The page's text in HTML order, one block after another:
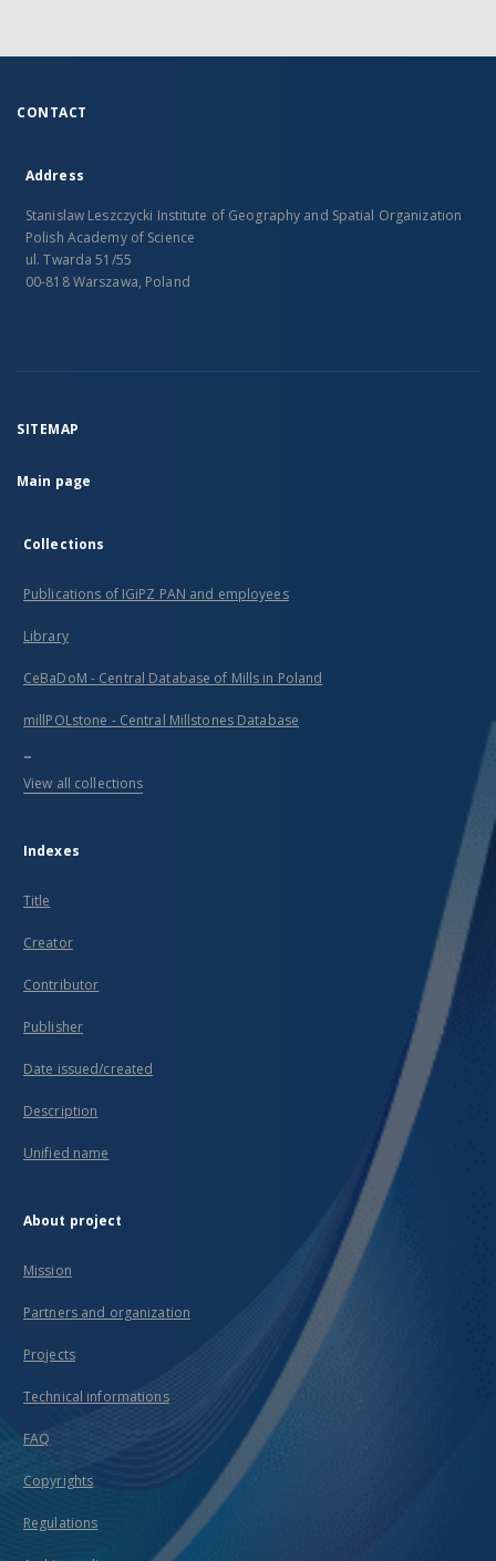
CONTACT
Address
Stanislaw Leszczycki Institute of Geography and Spatial Organization
Polish Academy of Science
ul. Twarda 51/55
00-818 Warszawa, Poland
SITEMAP
Main page
Collections
Publications of IGiPZ PAN and employees
Library
CeBaDoM - Central Database of Mills in Poland
millPOLstone - Central Millstones Database
...
View all collections
Indexes
Title
Creator
Contributor
Publisher
Date issued/created
Description
Unified name
About project
Mission
Partners and organization
Projects
Technical informations
FAQ
Copyrights
Regulations